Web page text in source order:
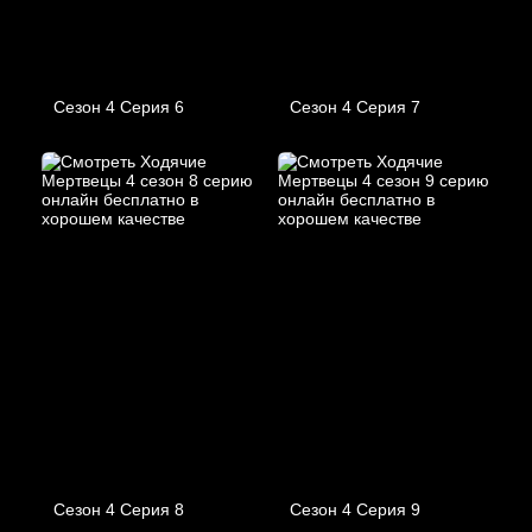
Сезон 4 Серия 6 Сезон 4 Серия 7
Сезон 4 Серия 8 Сезон 4 Серия 9